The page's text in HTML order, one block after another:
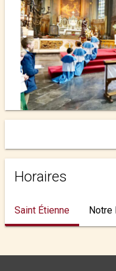
Horaires
Saint Étienne Notre